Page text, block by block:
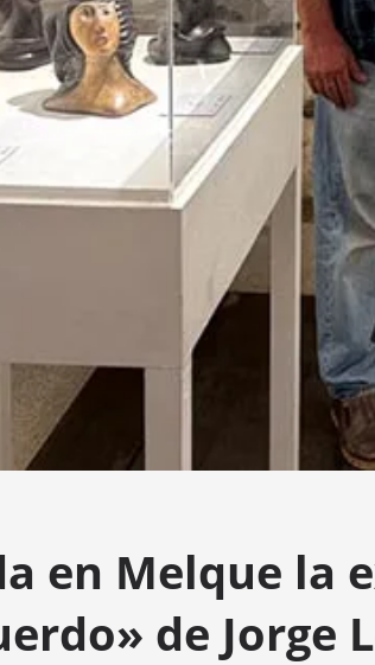
en Melque la
de Jorge